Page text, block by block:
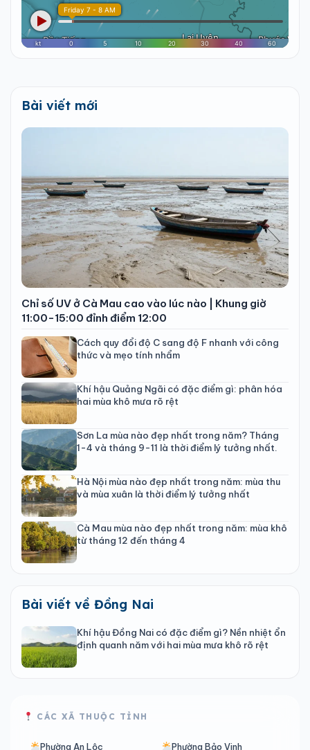
Bài viết mới
Chỉ số UV ở Cà Mau cao vào lúc nào | Khung giờ
11:00-15:00 đỉnh điểm 12:00
Cách quy đổi độ C sang độ F nhanh với công
thức và mẹo tính nhẩm
Khí hậu Quảng Ngãi có đặc điểm gì: phân hóa
hai mùa khô mưa rõ rệt
Sơn La mùa nào đẹp nhất trong năm? Tháng
1-4 và tháng 9-11 là thời điểm lý tưởng nhất.
Hà Nội mùa nào đẹp nhất trong năm: mùa thu
và mùa xuân là thời điểm lý tưởng nhất
Cà Mau mùa nào đẹp nhất trong năm: mùa khô
từ tháng 12 đến tháng 4
Bài viết về Đồng Nai
Khí hậu Đồng Nai có đặc điểm gì? Nền nhiệt ổn
định quanh năm với hai mùa mưa khô rõ rệt
CÁC XÃ THUỘC TỈNH
Phường An Lộc Phường Bảo Vinh